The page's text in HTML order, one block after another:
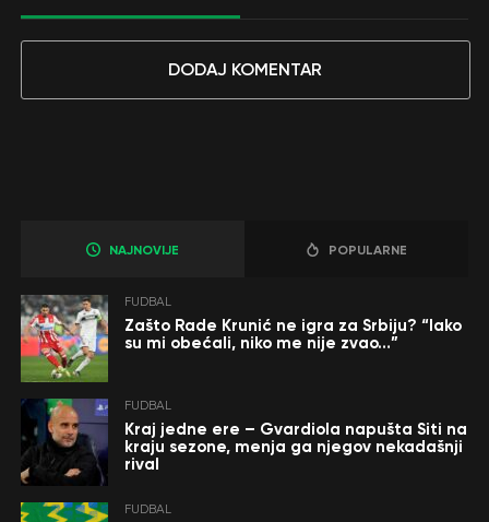
DODAJ KOMENTAR
NAJNOVIJE POPULARNE
FUDBAL
Zašto Rade Krunić ne igra za Srbiju? “Iako
su mi obećali, niko me nije zvao…”
FUDBAL
Kraj jedne ere – Gvardiola napušta Siti na
kraju sezone, menja ga njegov nekadašnji
rival
FUDBAL